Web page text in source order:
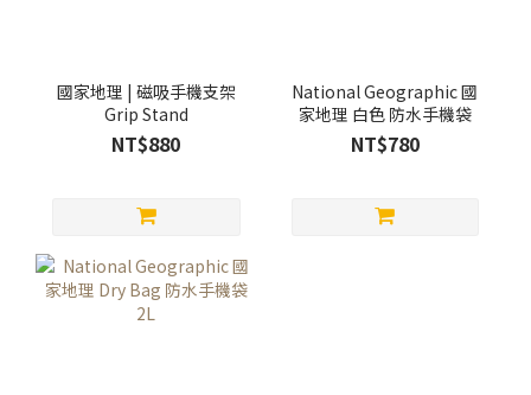
國家地理 | 磁吸手機支架
Grip Stand
NT$880
National Geographic 國
家地理 白色 防水手機袋
NT$780